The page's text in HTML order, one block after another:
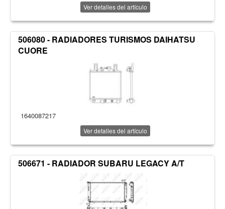
Ver detalles del artículo
506080 - RADIADORES TURISMOS DAIHATSU
CUORE
1640087217
Ver detalles del artículo
506671 - RADIADOR SUBARU LEGACY A/T